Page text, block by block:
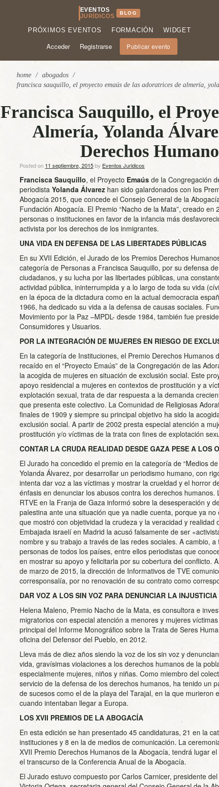
EVENTOS
JURÍDICOS
BLOG
PRÓXIMOS EVENTOS FORMACIÓN WIDGET
Acceder Registrarse Publicar evento
home / abogados /
francisca sauquillo, el proyecto emaús de las adoratrices de almería,
Francisca Sauquillo, el
Almería, Yolanda
Derechos
Posted on 11 septiembre, 2015by Eventos Juridicos
Francisca Sauquillo, el Proyecto Emaús de la Congregación
periodista Yolanda Álvarez han sido galardonados con los
Abogacía 2015, que concede el Consejo General de la
Fundación Abogacía. El Premio “Nacho de la Mata”, creado
personas o instituciones en favor de la infancia más
activista por los derechos de los inmigrantes.
UNA VIDA EN DEFENSA DE LAS LIBERTADES PÚBLICAS
En su XVII Edición, el Jurado de los Premios Derechos
categoría de Personas a Francisca Sauquillo, por su defensa
ciudadanos, y su lucha por las libertades públicas, una
actividad pública, ininterrumpida y a lo largo de toda su vida
en la época de la dictadura como en la actual democracia
1966, ha dedicado su vida a la defensa de causas sociales.
Movimiento por la Paz –MPDL- desde 1984, también fue
Consumidores y Usuarios.
POR LA INTEGRACIÓN DE MUJERES EN RIESGO DE
En la categoría de Instituciones, el Premio Derechos Humanos
recaído en el “Proyecto Emaús” de la Congregación de las
la acogida de mujeres en situación de exclusión social. Este
apoyo residencial a mujeres en contextos de prostitución y a
explotación sexual, trata de dar respuesta a la demanda
que presenta este colectivo. La Comunidad de Religiosas
finales de 1909 y siempre su principal objetivo ha sido la
exclusión social. A partir de 2002 presta especial atención a
prostitución y/o víctimas de la trata con fines de explotación
CONTAR LA CRUDA REALIDAD DESDE GAZA PESE A LOS
El Jurado ha concedido el premio en la categoría de “Medios
Yolanda Álvarez, por desarrollar un periodismo humano, con
intenta dar voz a las víctimas y mostrar la crueldad y el horror
énfasis en denunciar los abusos contra los derechos
RTVE en la Franja de Gaza informó sobre la desesperación y
palestina ante una situación que ya nadie cuenta, porque ya
que mostró con objetividad la crudeza y la veracidad y realidad
Embajada israelí en Madrid la acusó falsamente de ser
nombre y su trabajo a través de las redes sociales. A cambio,
personas de todos los países, entre ellos periodistas que
en mostrar su apoyo y felicitarla por su cobertura del conflicto.
de marzo de 2015, la dirección de Informativos de TVE
corresponsalía, por no renovación de su contrato como
DAR VOZ A LOS SIN VOZ PARA DENUNCIAR LA INJUSTICIA
Helena Maleno, Premio Nacho de la Mata, es consultora e
migratorios con especial atención a menores y mujeres
principal del Informe Monográfico sobre la Trata de Seres
oficina del Defensor del Pueblo, en 2012.
Lleva más de diez años siendo la voz de los sin voz y
vida, gravísimas violaciones a los derechos humanos de la
especialmente mujeres, niños y niñas. Como miembro del
servicio de la defensa de los derechos humanos, ha tenido un
de sucesos como el de la playa del Tarajal, en la que murieron
cuando intentaban llegar a Europa.
LOS XVII PREMIOS DE LA ABOGACÍA
En esta edición se han presentado 45 candidaturas, 21 en la
instituciones y 8 en la de medios de comunicación. La
XVII Premio Derechos Humanos de la Abogacía, tendrá lugar el
el transcurso de la Conferencia Anual de la Abogacía.
El Jurado estuvo compuesto por Carlos Carnicer, presidente